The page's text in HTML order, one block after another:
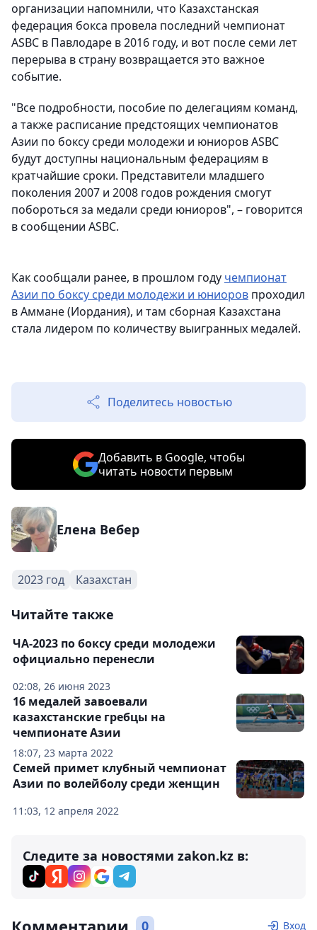
организации напомнили, что Казахстанская
федерация бокса провела последний чемпионат
ASBC в Павлодаре в 2016 году, и вот после семи лет
перерыва в страну возвращается это важное
событие.
"Все подробности, пособие по делегациям команд,
а также расписание предстоящих чемпионатов
Азии по боксу среди молодежи и юниоров ASBC
будут доступны национальным федерациям в
кратчайшие сроки. Представители младшего
поколения 2007 и 2008 годов рождения смогут
побороться за медали среди юниоров", – говорится
в сообщении ASBC.
Как сообщали ранее, в прошлом году чемпионат
Азии по боксу среди молодежи и юниоров проходил
в Аммане (Иордания), и там сборная Казахстана
стала лидером по количеству выигранных медалей.
Поделитесь новостью
Добавить в Google, чтобы
читать новости первым
Елена Вебер
2023 год Казахстан
Читайте также
02:08, 26 июня 2023
ЧА-2023 по боксу среди молодежи
официально перенесли
18:07, 23 марта 2022
16 медалей завоевали
казахстанские гребцы на
чемпионате Азии
11:03, 12 апреля 2022
Семей примет клубный чемпионат
Азии по волейболу среди женщин
Следите за новостями zakon.kz в:
Комментарии 0 Вход